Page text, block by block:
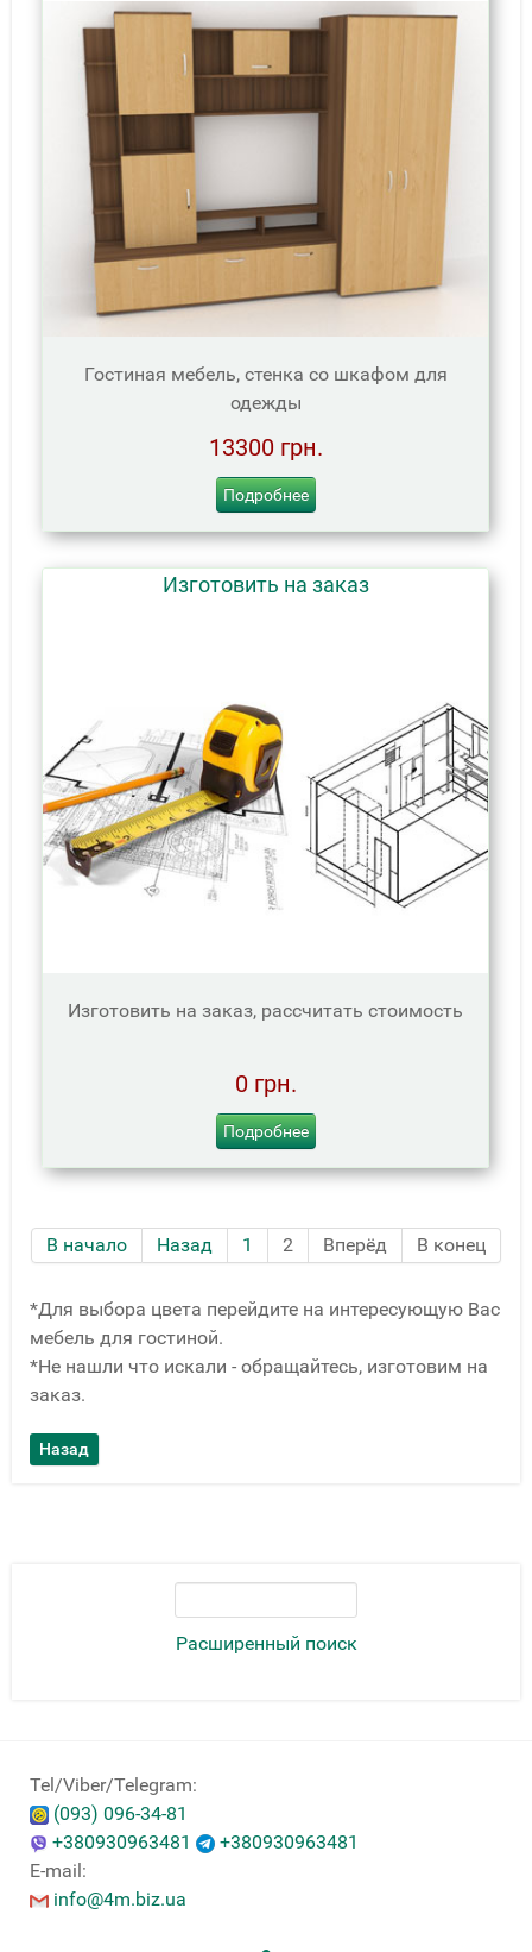
Расширенный поиск
Гостиная мебель, стенка со шкафом для
одежды
13300 грн.
Подробнее
Изготовить на заказ
Изготовить на заказ, рассчитать стоимость
0 грн.
Подробнее
В начало Назад 1 2 Вперёд В конец
*Для выбора цвета перейдите на интересующую Вас
мебель для гостиной.
*Не нашли что искали - обращайтесь, изготовим на
заказ.
Tel/Viber/Telegram:
(093) 096-34-81
+380930963481
+380930963481
E-mail:
info@4m.biz.ua